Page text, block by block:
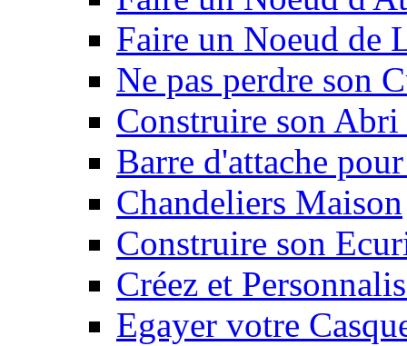
Faire un Noeud de
Ne pas perdre son
Construire son
Barre d'attache
Chandeliers Maison
Construire son
Créez et
Egayer votre